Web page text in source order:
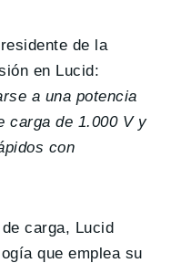
de la
en Lucid:
a una potencia
carga de 1.000 V y
con
carga, Lucid
que emplea su